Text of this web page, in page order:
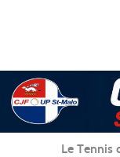
Le Tennis
Panneau de gestion